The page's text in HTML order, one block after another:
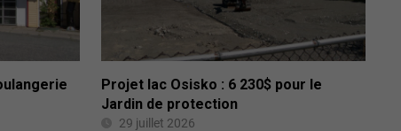
Projet lac Osisko : 6 230$ pour le
Jardin de protection
29 juillet 2026